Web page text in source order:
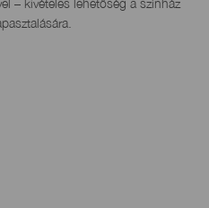
– kivételes lehetőség a színház